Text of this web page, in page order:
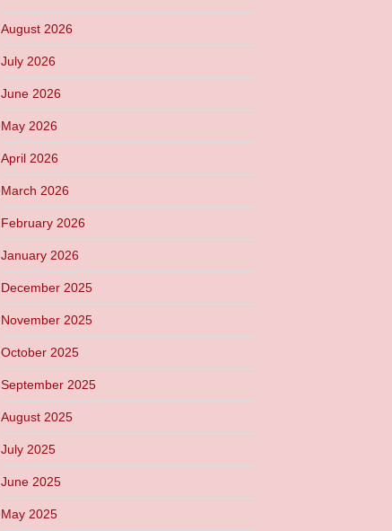
August 2026
July 2026
June 2026
May 2026
April 2026
March 2026
February 2026
January 2026
December 2025
November 2025
October 2025
September 2025
August 2025
July 2025
June 2025
May 2025